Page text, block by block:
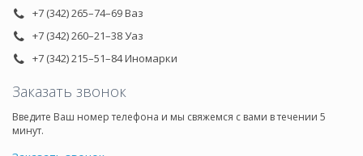
+7 (342) 265–74–69 Ваз
+7 (342) 260–21–38 Уаз
+7 (342) 215–51–84 Иномарки
Заказать звонок
Введите Ваш номер телефона и мы свяжемся с вами в течении 5
минут.